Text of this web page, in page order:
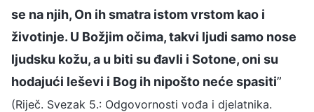
se na njih, On ih smatra istom vrstom kao i
životinje. U Božjim očima, takvi ljudi samo nose
ljudsku kožu, a u biti su đavli i Sotone, oni su
hodajući leševi i Bog ih nipošto neće spasiti”
(Riječ. Svezak 5.: Odgovornosti vođa i djelatnika.